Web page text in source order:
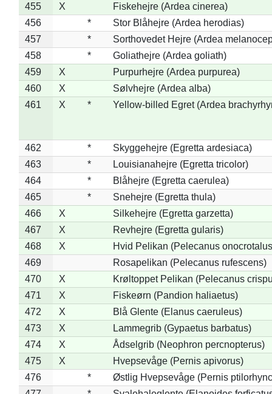
455
X
Fiskehejre (Ardea cinerea)
456
*
Stor Blåhejre (Ardea herodias)
457
*
Sorthovedet Hejre (Ardea
458
*
Goliathejre (Ardea goliath)
459
X
Purpurhejre (Ardea purpurea)
460
X
Sølvhejre (Ardea alba)
461
X * Yellow-billed Egret (Ardea
462 *
Skyggehejre (Egretta ardesiaca)
463
*
Louisianahejre (Egretta tricolor)
464
*
Blåhejre (Egretta caerulea)
465
*
Snehejre (Egretta thula)
466
X
Silkehejre (Egretta garzetta)
467
X
Revhejre (Egretta gularis)
468
X
Hvid Pelikan (Pelecanus
469
Rosapelikan (Pelecanus rufescens)
470
X
Krøltoppet Pelikan (Pelecanus
471
X
Fiskeørn (Pandion haliaetus)
472
X
Blå Glente (Elanus caeruleus)
473
X
Lammegrib (Gypaetus barbatus)
474
X
Ådselgrib (Neophron percnopterus)
475
X
Hvepsevåge (Pernis apivorus)
476
*
Østlig Hvepsevåge (Pernis